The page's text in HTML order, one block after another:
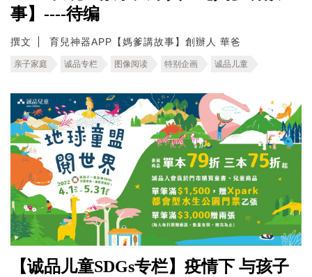
事】----待编
撰文 育兒神器APP【媽爹講故事】創辦人 華爸
亲子家庭 诚品专栏 图像阅读 特别企画 诚品儿童
【诚品儿童SDGs专栏】疫情下 与孩子